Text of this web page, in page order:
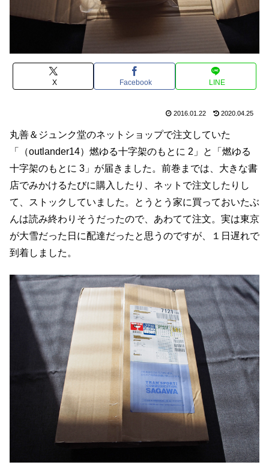
X Facebook LINE
2016.01.22 2020.04.25
丸善＆ジュンク堂のネットショップで注文していた
「（outlander14）燃ゆる十字架のもとに 2」と「燃ゆる
十字架のもとに 3」が届きました。前巻までは、大きな書
店でみかけるたびに購入したり、ネットで注文したりし
て、ストックしていました。とうとう家に買っておいたぶ
んは読み終わりそうだったので、あわてて注文。実は東京
が大雪だった日に配達だったと思うのですが、１日遅れで
到着しました。